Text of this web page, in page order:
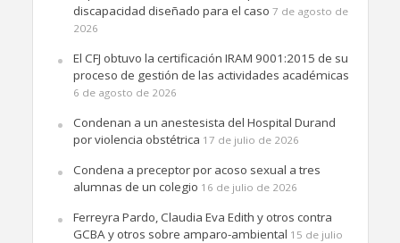
discapacidad diseñado para el caso 7 de agosto de
2026
El CFJ obtuvo la certificación IRAM 9001:2015 de su
proceso de gestión de las actividades académicas
6 de agosto de 2026
Condenan a un anestesista del Hospital Durand
por violencia obstétrica 17 de julio de 2026
Condena a preceptor por acoso sexual a tres
alumnas de un colegio 16 de julio de 2026
Ferreyra Pardo, Claudia Eva Edith y otros contra
GCBA y otros sobre amparo-ambiental 15 de julio